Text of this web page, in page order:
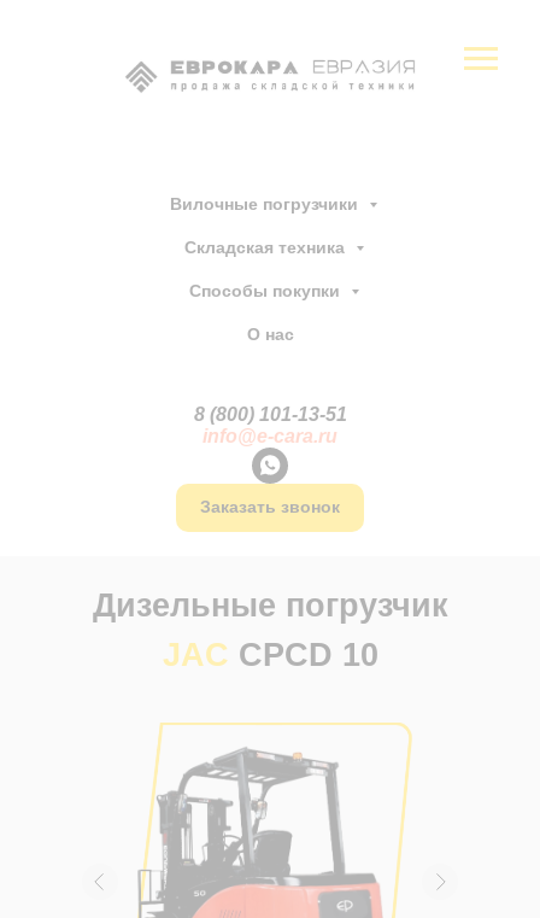
Вилочные погрузчики
Складская техника
Способы покупки
О нас
8 (800) 101-13-51
info@e-cara.ru
Заказать звонок
Дизельные погрузчик
JAC CPCD 10